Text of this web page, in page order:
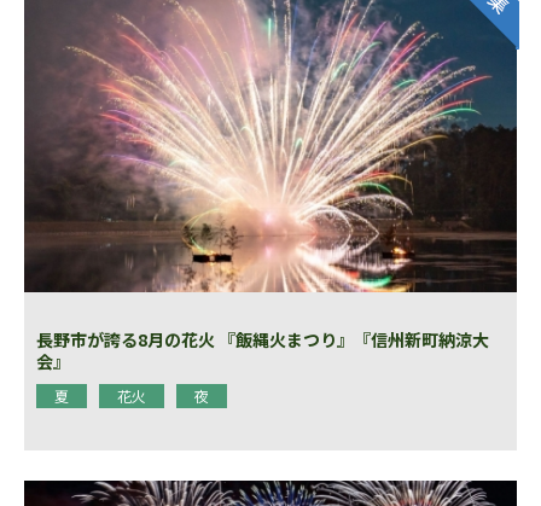
長野市が誇る8月の花火 『飯縄火まつり』『信州新町納涼大
会』
夏 花火 夜